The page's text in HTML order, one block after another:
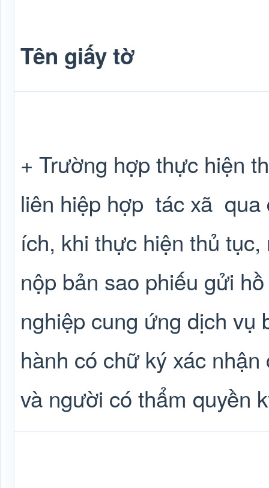
Tên giấy tờ
+ Trường hợp thực hiện
liên hiệp hợp tác xã qua
ích, khi thực hiện thủ
nộp bản sao phiếu gửi
nghiệp cung ứng dịch
hành có chữ ký xác
và người có thẩm quyền